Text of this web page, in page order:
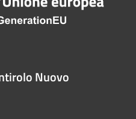
Nuovo